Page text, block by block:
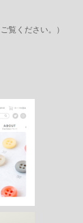
覧ください。）